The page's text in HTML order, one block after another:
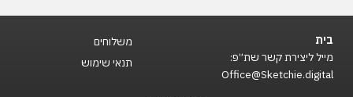
בית
מייל ליצירת קשר שת״פ:
Office@Sketchie.digital
משלוחים
תנאי שימוש